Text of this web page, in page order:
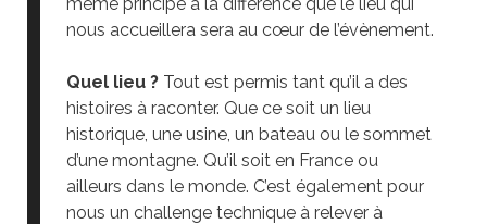
nous accueillera sera au cœur de l’évènement.
Quel lieu ?Tout est permis tant qu’il a des
histoires à raconter. Que ce soit un lieu
historique, une usine, un bateau ou le sommet
d’une montagne. Qu’il soit en France ou
ailleurs dans le monde. C’est également pour
nous un challenge technique à relever à